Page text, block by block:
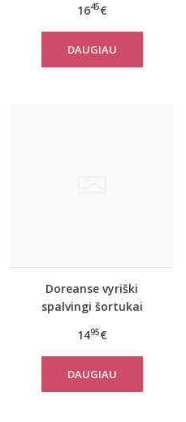
1645€
DAUGIAU
Doreanse vyriški
spalvingi šortukai
1495€
DAUGIAU